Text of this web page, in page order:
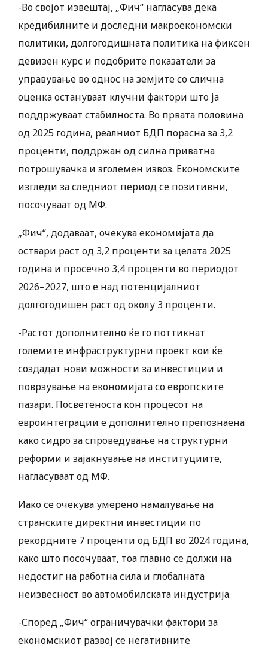
-Во својот извештај, „Фич“ нагласува дека
кредибилните и доследни макроекономски
политики, долгогодишната политика на фиксен
девизен курс и подобрите показатели за
управување во однос на земјите со слична
оценка остануваат клучни фактори што ја
поддржуваат стабилноста. Во првата половина
од 2025 година, реалниот БДП порасна за 3,2
проценти, поддржан од силна приватна
потрошувачка и зголемен извоз. Економските
изгледи за следниот период се позитивни,
посочуваат од МФ.
„Фич“, додаваат, очекува економијата да
оствари раст од 3,2 проценти за целата 2025
година и просечно 3,4 проценти во периодот
2026–2027, што е над потенцијалниот
долгогодишен раст од околу 3 проценти.
-Растот дополнително ќе го поттикнат
големите инфраструктурни проект кои ќе
создадат нови можности за инвестиции и
поврзување на економијата со европските
пазари. Посветеноста кон процесот на
евроинтеграции е дополнително препознаена
како сидро за спроведување на структурни
реформи и зајакнување на институциите,
нагласуваат од МФ.
Иако се очекува умерено намалување на
странските директни инвестиции по
рекордните 7 проценти од БДП во 2024 година,
како што посочуваат, тоа главно се должи на
недостиг на работна сила и глобалната
неизвесност во автомобилската индустрија.
-Според „Фич“ ограничувачки фактори за
економскиот развој се негативните